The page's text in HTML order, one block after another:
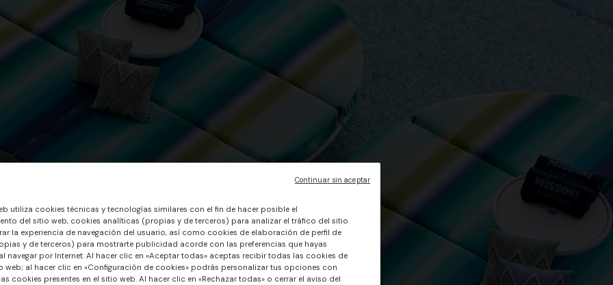
utiliza cookies técnicas y tecnologías similares con el fin de hacer posible el
del sitio web, cookies analíticas (propias y de terceros) para analizar el tráfico del sitio
la experiencia de navegación del usuario, así como cookies de elaboración de perfil de
y de terceros) para mostrarte publicidad acorde con las preferencias que hayas
navegar por Internet. Al hacer clic en «Aceptar todas» aceptas recibir todas las cookies de
web; al hacer clic en «Configuración de cookies» podrás personalizar tus opciones con
cookies presentes en el sitio web. Al hacer clic en «Rechazar todas» o cerrar el aviso del
Continuar sin aceptar